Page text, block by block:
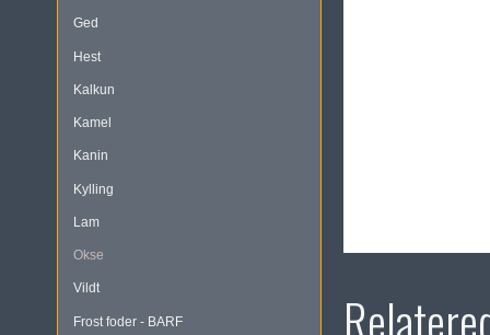
Ged
Hest
Kalkun
Kamel
Kanin
Kylling
Lam
Okse
Vildt
Frost foder - BARF